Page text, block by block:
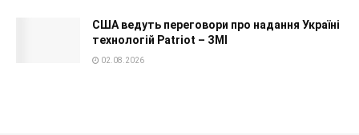
США ведуть переговори про надання Україні
технологій Patriot – ЗМІ
02.08.2026